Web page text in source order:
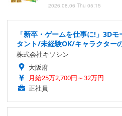
2026.08.06 Thu 05:15
「新卒・ゲームを仕事に!」3D
タント/未経験OK/キャラクター
株式会社キソシン
大阪府
月給25万2,700円～32万円
正社員